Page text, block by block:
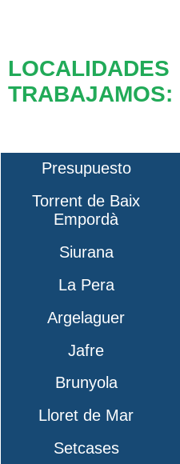
TRABAJAMOS:
Presupuesto
Torrent de Baix
Empordà
Siurana
La Pera
Argelaguer
Jafre
Brunyola
Lloret de Mar
Setcases